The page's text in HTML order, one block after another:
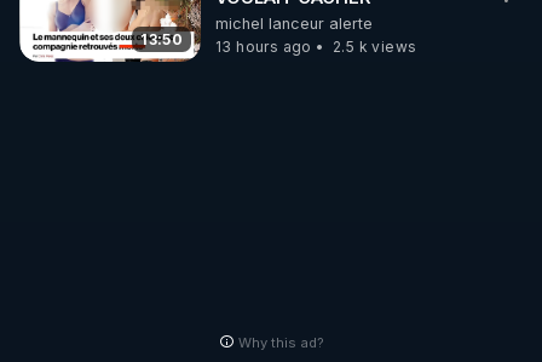
13:50
michel lanceur alerte
13 hours ago
2.5 k views
Why this ad?